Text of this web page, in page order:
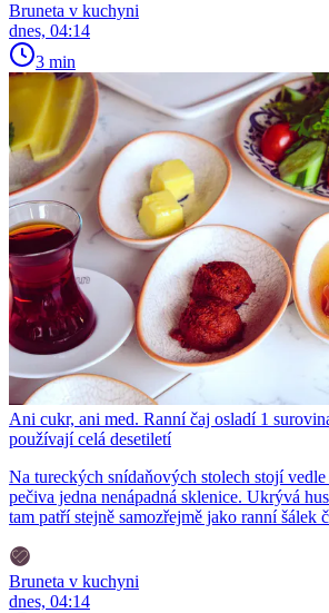
Bruneta v kuchyni
dnes, 04:14
3 min
Ani cukr, ani med. Ranní čaj osladí 1
používají celá desetiletí
Na tureckých snídaňových stolech stojí
pečiva jedna nenápadná sklenice. Ukrývá
tam patří stejně samozřejmě jako ranní šálek
Bruneta v kuchyni
dnes, 04:14